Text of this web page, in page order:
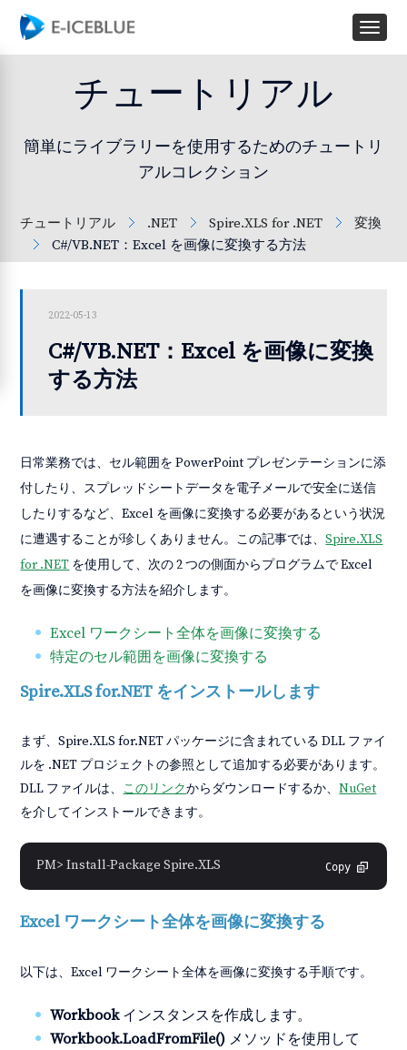
チュートリアル
簡単にライブラリーを使用するためのチュートリ
アルコレクション
チュートリアル .NET Spire.XLS for .NET
変換
C#/VB.NET：Excel を画像に変換する方法
2022-05-13
C#/VB.NET：Excel を画像に変換
する方法
日常業務では、セル範囲を PowerPoint プレゼンテーションに添
付したり、スプレッドシートデータを電子メールで安全に送信
したりするなど、Excel を画像に変換する必要があるという状況
に遭遇することが珍しくありません。この記事では、Spire.XLS
for .NET を使用して、次の 2 つの側面からプログラムで Excel
を画像に変換する方法を紹介します。
Excel ワークシート全体を画像に変換する
特定のセル範囲を画像に変換する
Spire.XLS for.NET をインストールします
まず、Spire.XLS for.NET パッケージに含まれている DLL ファイ
ルを .NET プロジェクトの参照として追加する必要があります。
DLL ファイルは、 このリンクからダウンロードするか、NuGet
を介してインストールできます。
Copy
PM> Install-Package Spire.XLS
Excel ワークシート全体を画像に変換する
以下は、Excel ワークシート全体を画像に変換する手順です。
Workbookインスタンスを作成します。
Workbook.LoadFromFile() メソッドを使用して